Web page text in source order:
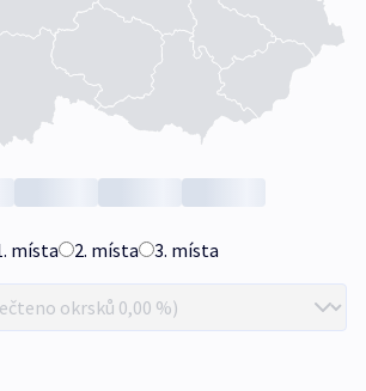
místa 2. místa 3. místa